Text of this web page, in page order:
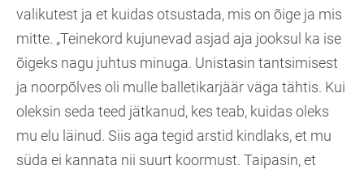
valikutest ja et kuidas otsustada, mis on õige ja mis
mitte. „Teinekord kujunevad asjad aja jooksul ka ise
õigeks nagu juhtus minuga. Unistasin tantsimisest
ja noorpõlves oli mulle balletikarjäär väga tähtis. Kui
oleksin seda teed jätkanud, kes teab, kuidas oleks
mu elu läinud. Siis aga tegid arstid kindlaks, et mu
süda ei kannata nii suurt koormust. Taipasin, et